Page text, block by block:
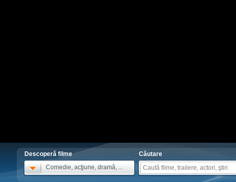
Descoperă filme
Comedie, acţiune, dramă, ...
Căutare